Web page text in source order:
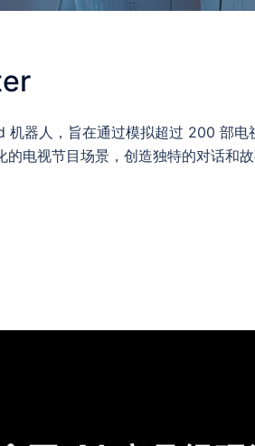
器人，旨在通过模拟超过 200 部电
电视节目场景，创造独特的对话和